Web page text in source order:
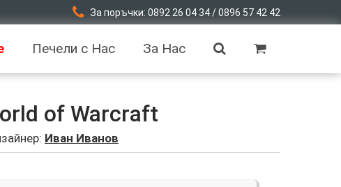
За поръчки: 0892 26 04 34 / 0896 57 42 42
Печели с Нас За Нас
of Warcraft
Иван Иванов